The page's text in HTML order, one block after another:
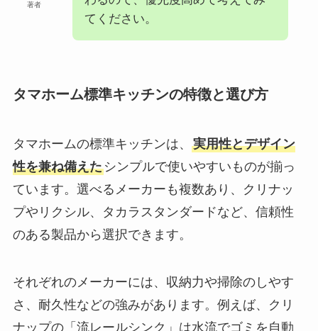
著者
てください。
タマホーム標準キッチンの特徴と選び方
タマホームの標準キッチンは、 実用性とデザイン
性を兼ね備えたシンプルで使いやすいものが揃っ
ています。選べるメーカーも複数あり、クリナッ
プやリクシル、タカラスタンダードなど、信頼性
のある製品から選択できます。
それぞれのメーカーには、収納力や掃除のしやす
さ、耐久性などの強みがあります。例えば、クリ
ナップの「流レールシンク」は水流でゴミを自動